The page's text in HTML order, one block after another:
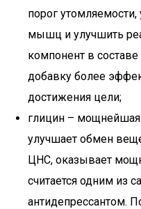
порог
мышц и улучшить
компонент в
добавку более
достижения цели;
глицин – мощнейшая
улучшает обмен
ЦНС, оказывает
считается одним из
антидепрессантом.